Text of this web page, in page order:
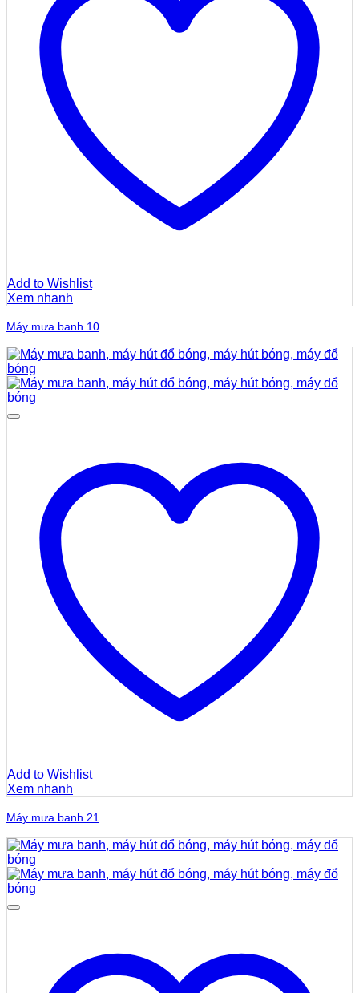
Add to Wishlist
Xem nhanh
Máy mưa banh 10
Add to Wishlist
Xem nhanh
Máy mưa banh 21